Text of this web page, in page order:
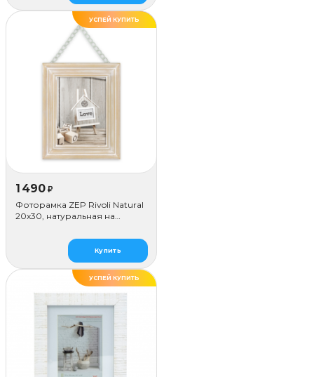
ХИТ
УСПЕЙ КУПИТЬ
1 490 ₽
Фоторамка ZEP Rivoli Natural
20x30, натуральная на
Купить
УСПЕЙ КУПИТЬ